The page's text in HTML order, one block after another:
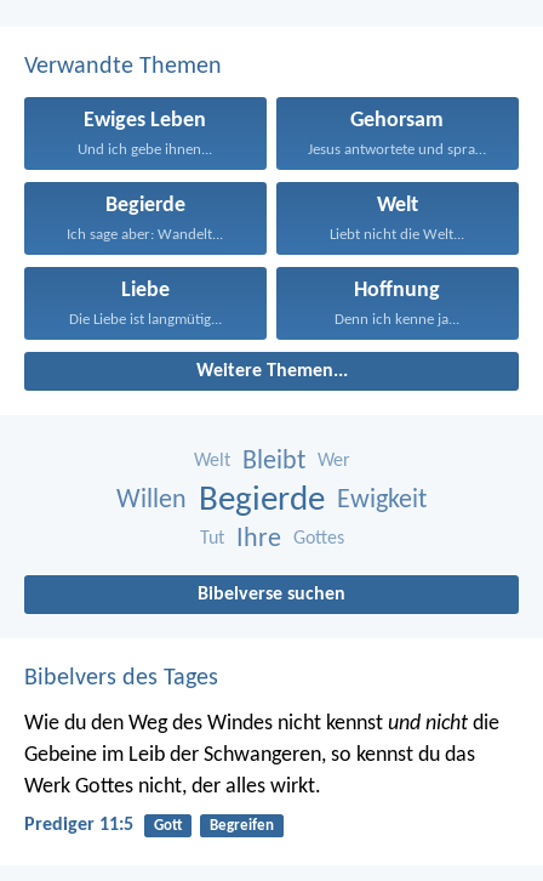
Verwandte Themen
Ewiges Leben
Und ich gebe ihnen...
Gehorsam
Jesus antwortete und sprach...
Begierde
Ich sage aber: Wandelt...
Welt
Liebt nicht die Welt...
Liebe
Die Liebe ist langmütig...
Hoffnung
Denn ich kenne ja...
Weitere Themen...
Welt Bleibt Wer
Willen Begierde Ewigkeit
Tut Ihre Gottes
Bibelverse suchen
Bibelvers des Tages
Wie du den Weg des Windes nicht kennst und nicht die
Gebeine im Leib der Schwangeren, so kennst du das
Werk Gottes nicht, der alles wirkt.
Prediger 11:5 Gott Begreifen